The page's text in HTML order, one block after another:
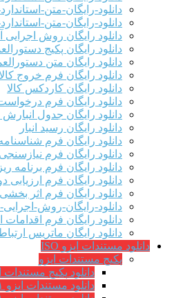
دانلود-رایگان-متن-استاندارد-
دانلود-رایگان-متن-استاندارد-
دانلود رایگان روش
دانلود رایگان پکیج
دانلود رایگان متن
دانلود رایگان فرم خروج کالا
دانلود رایگان کاردکس کالا
دانلود رایگان فرم
دانلود رایگان جدول انبارش
دانلود رایگان رسید انبار
دانلود رایگان فرم
دانلود رایگان فرم
دانلود رایگان فرم برنامه
دانلود رایگان فرم
دانلود رایگان فرم اثر
دانلود-رایگان-روش-
دانلود رایگان فرم
دانلود رایگان ماتریس
دانلود مستندات ایزو ISO
پکیج مستندات ایزو
دانلود پکیج مستندات ایزو
دانلود مستندات ایزو ۱۴۰۰۱